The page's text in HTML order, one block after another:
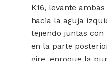
K16, levante
hacia la aguja
tejiendo juntas con
en la parte
gire, enroque la